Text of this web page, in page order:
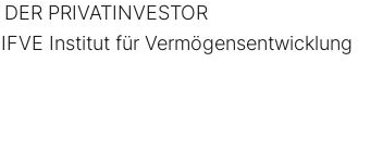
PRIVATINVESTOR
Institut für Vermögensentwicklung